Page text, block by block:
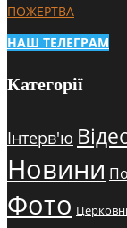
ПОЖЕРТВА
НАШ ТЕЛЕГРАМ
Категорії
Інтерв'ю
Новини
Фото